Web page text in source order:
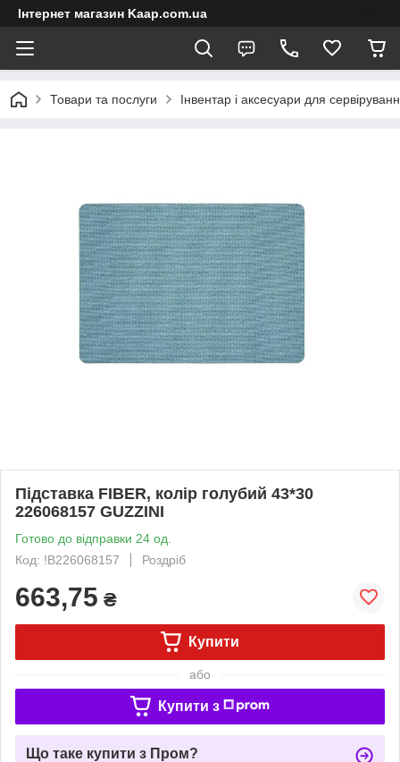
Інтернет магазин Kaap.com.ua
Товари та послуги Інвентар і аксесуари для
Підставка FIBER, колір голубий 43*30
226068157 GUZZINI
Готово до відправки 24 од.
Код: !B226068157
Роздріб
663,75 ₴
Купити
або
Купити з
Що таке купити з Пром?